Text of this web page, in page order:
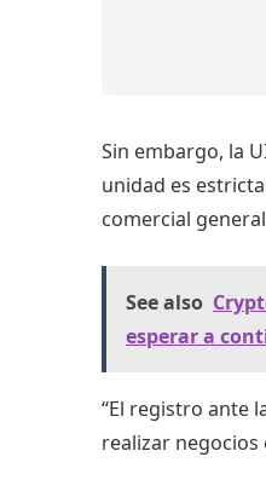
Sin embargo, la
unidad es
comercial
See also
esperar a
“El registro ante
realizar negocios